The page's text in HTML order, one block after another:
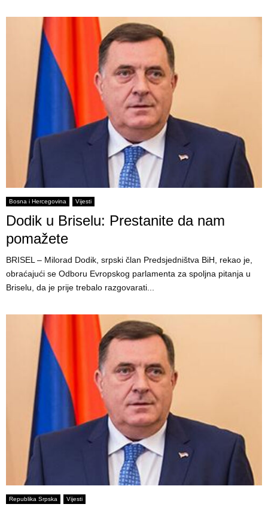
Bosna i Hercegovina Vijesti
Dodik u Briselu: Prestanite da nam
pomažete
BRISEL – Milorad Dodik, srpski član Predsjedništva BiH, rekao je,
obraćajući se Odboru Evropskog parlamenta za spoljna pitanja u
Briselu, da je prije trebalo razgovarati...
Republika Srpska Vijesti